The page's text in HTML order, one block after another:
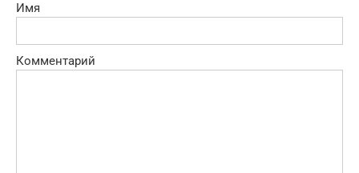
Имя
Комментарий